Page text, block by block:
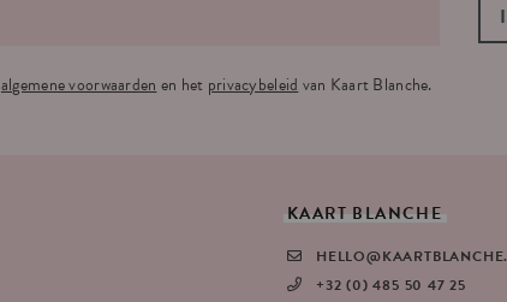
algemene voorwaarden en het privacybeleid van Kaart Blanche.
KAART BLANCHE
+32 (0) 485 50 47 25